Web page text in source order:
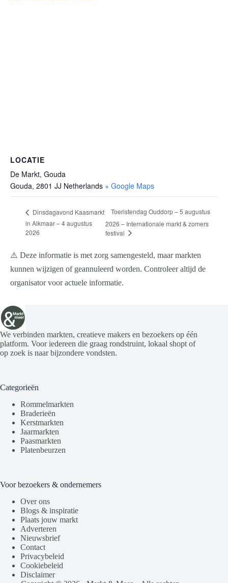
LOCATIE
De Markt, Gouda
Gouda, 2801 JJ Netherlands + Google Maps
Dinsdagavond Kaasmarkt
in Alkmaar – 4 augustus
2026
Toeristendag Ouddorp – 5 augustus
2026 – Internationale markt & zomers
festival
⚠️ Deze informatie is met zorg samengesteld, maar markten
kunnen wijzigen of geannuleerd worden. Controleer altijd de
organisator voor actuele informatie.
We verbinden markten, creatieve makers en bezoekers op één
platform. Voor iedereen die graag rondstruint, lokaal shopt of
op zoek is naar bijzondere vondsten.
Categorieën
Rommelmarkten
Braderieën
Kerstmarkten
Jaarmarkten
Paasmarkten
Platenbeurzen
Voor bezoekers & ondernemers
Over ons
Blogs & inspiratie
Plaats jouw markt
Adverteren
Nieuwsbrief
Contact
Privacybeleid
Cookiebeleid
Disclaimer